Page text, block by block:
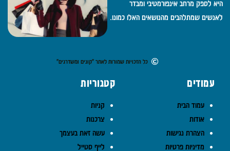
היא לספק מרחב אינפורמטיבי ומבדר
לאנשים שמתלהבים מהנושאים האלו כמונו.
כל הזכויות שמורות לאתר "קונים ומשדרגים"
עמודים
עמוד הבית
אודות
הצהרת נגישות
מדיניות פרטיות
קטגוריות
קניות
צרכנות
עשה זאת בעצמך
לייף סטייל